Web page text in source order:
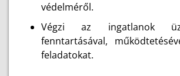
védelméről.
Végzi az ingatlanok
fenntartásával,
feladatokat.